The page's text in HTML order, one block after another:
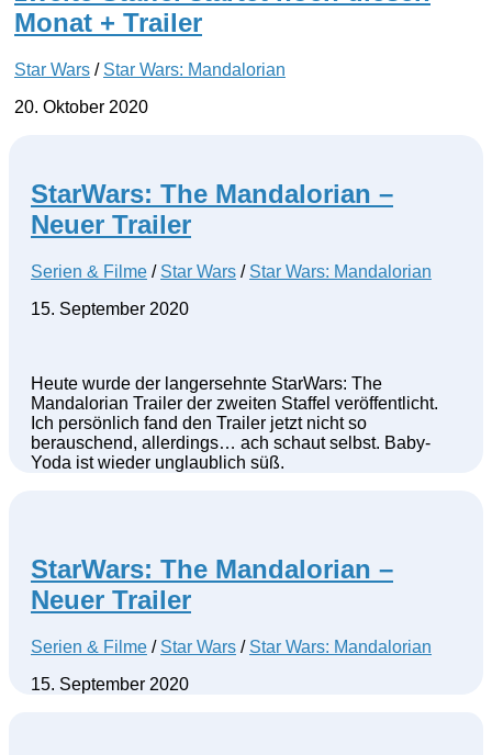
Monat + Trailer
Star Wars / Star Wars: Mandalorian
20. Oktober 2020
StarWars: The Mandalorian –
Neuer Trailer
Serien & Filme / Star Wars / Star Wars: Mandalorian
15. September 2020
Heute wurde der langersehnte StarWars: The
Mandalorian Trailer der zweiten Staffel veröffentlicht.
Ich persönlich fand den Trailer jetzt nicht so
berauschend, allerdings… ach schaut selbst. Baby-
Yoda ist wieder unglaublich süß.
StarWars: The Mandalorian –
Neuer Trailer
Serien & Filme / Star Wars / Star Wars: Mandalorian
15. September 2020